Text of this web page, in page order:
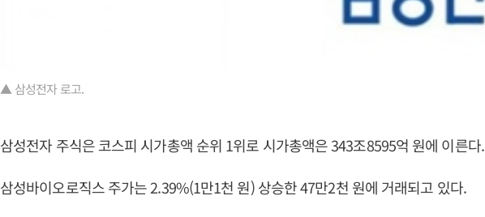
▲ 삼성전자 로고.
삼성전자 주식은 코스피 시가총액 순위 1위로 시가총액은 343조8595억 원에 이른다.
삼성바이오로직스 주가는 2.39%(1만1천 원) 상승한 47만2천 원에 거래되고 있다.